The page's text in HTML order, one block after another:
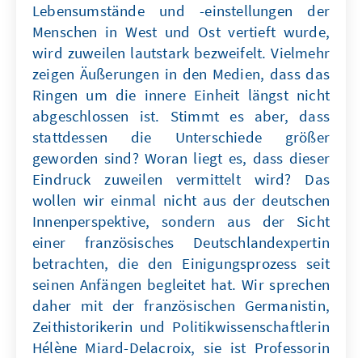
Lebensumstände und -einstellungen der
Menschen in West und Ost vertieft wurde,
wird zuweilen lautstark bezweifelt. Vielmehr
zeigen Äußerungen in den Medien, dass das
Ringen um die innere Einheit längst nicht
abgeschlossen ist. Stimmt es aber, dass
stattdessen die Unterschiede größer
geworden sind? Woran liegt es, dass dieser
Eindruck zuweilen vermittelt wird? Das
wollen wir einmal nicht aus der deutschen
Innenperspektive, sondern aus der Sicht
einer französisches Deutschlandexpertin
betrachten, die den Einigungsprozess seit
seinen Anfängen begleitet hat. Wir sprechen
daher mit der französischen Germanistin,
Zeithistorikerin und Politikwissenschaftlerin
Hélène Miard-Delacroix, sie ist Professorin